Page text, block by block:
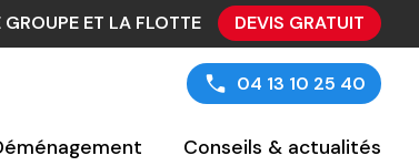
GROUPE ET LA FLOTTE DEVIS GRATUIT
04 13 10 25 40
Conseils & actualités